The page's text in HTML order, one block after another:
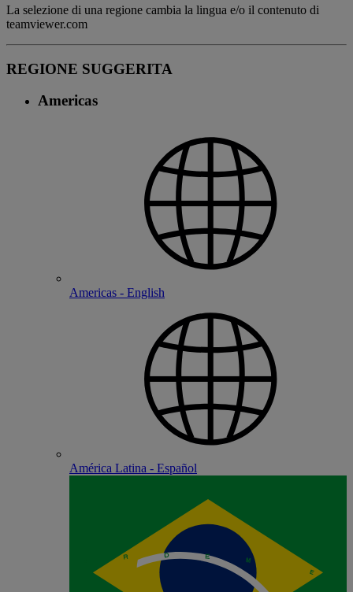
La selezione di una regione cambia la lingua e/o il contenuto di
teamviewer.com
REGIONE SUGGERITA
Americas
Americas - English
América Latina - Español